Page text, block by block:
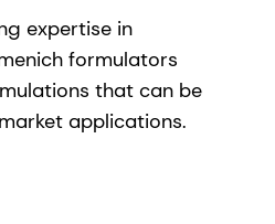
expertise in
formulators
that can be
applications.